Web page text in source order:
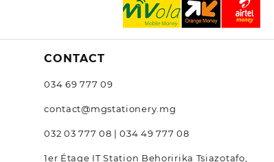
CONTACT
034 69 777 09
contact@mgstationery.mg
032 03 777 08 | 034 49 777 08
1er Étage IT Station Behoririka Tsiazotafo,